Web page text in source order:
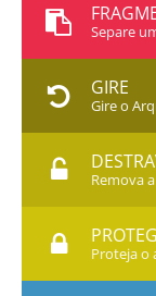
Separe
GIRE
Gire o
Remova
Proteja o